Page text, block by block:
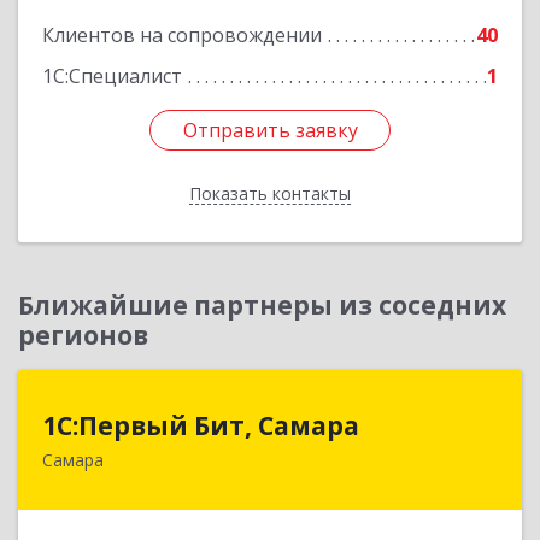
Клиентов на сопровождении
40
1С:Специалист
1
Отправить заявку
Показать контакты
Отправить заявку
Назад
Ближайшие партнеры из соседних
регионов
1С:Первый Бит, Самара
Самара
1С:Первый Бит, Самара
443013, Самарская обл, Самара г, Дачная ул,